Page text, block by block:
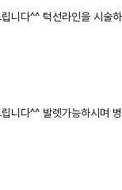
니다^^ 턱선라인을 시술하
니다^^ 발렛가능하시며 병